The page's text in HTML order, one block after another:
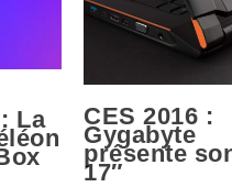
La CES 2016 :
Gygabyte
présente
17″